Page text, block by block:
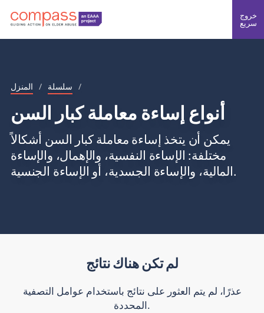
خروج
سريع
المنزل / سلسلة /
أنواع إساءة معاملة كبار السن
يمكن أن يتخذ إساءة معاملة كبار السن أشكالاً
مختلفة: الإساءة النفسية، والإهمال، والإساءة
المالية، والإساءة الجسدية، أو الإساءة الجنسية.
لم تكن هناك نتائج
عذرًا، لم يتم العثور على نتائج باستخدام عوامل التصفية
المحددة.